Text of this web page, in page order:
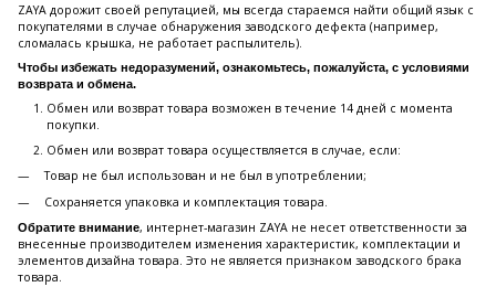
ZAYA дорожит своей репутацией, мы всегда стараемся найти общий язык с
покупателями в случае обнаружения заводского дефекта (например,
сломалась крышка, не работает распылитель).
Чтобы избежать недоразумений, ознакомьтесь, пожалуйста, с условиями
возврата и обмена.
Обмен или возврат товара возможен в течение 14 дней с момента
покупки.
Обмен или возврат товара осуществляется в случае, если:
Товар не был использован и не был в употреблении;
Сохраняется упаковка и комплектация товара.
Обратите внимание, интернет-магазин ZAYA не несет ответственности за
внесенные производителем изменения характеристик, комплектации и
элементов дизайна товара. Это не является признаком заводского брака
товара.